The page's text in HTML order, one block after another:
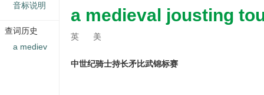
a medieval jousting
英 美
中世纪骑士持长矛比武锦标赛
音标说明
查词历史
a mediev